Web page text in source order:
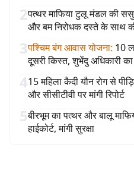
2पत्थर माफिया टुलू मंडल की
और बम निरोधक दस्ते के साथ
3पश्चिम बंग आवास योजना: 10
दूसरी किस्त, शुभेंदु अधिकारी
415 महिला कैदी यौन रोग से
और सीसीटीवी पर मांगी रिपोर्ट
5बीरभूम का पत्थर और बालू
हाईकोर्ट, मांगी सुरक्षा